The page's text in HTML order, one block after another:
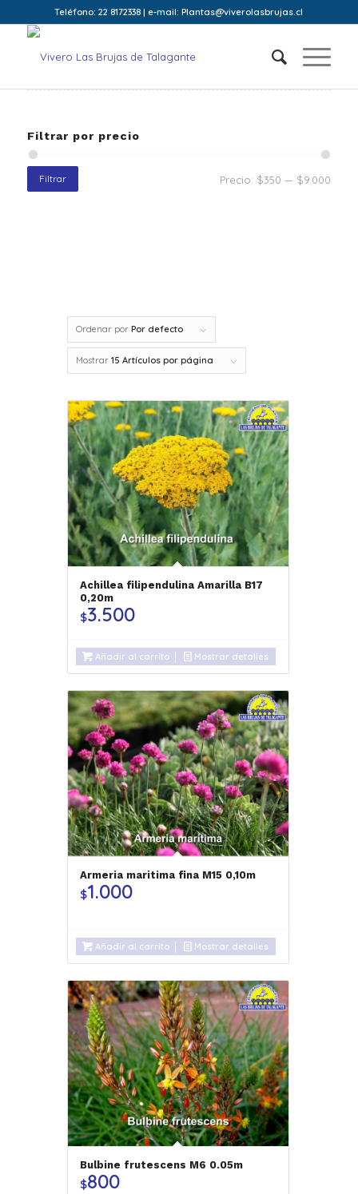
Teléfono: 22 8172338 | e-mail: Plantas@viverolasbrujas.cl
Ordenar por Por defecto
Mostrar 15 Artículos por página
Achillea filipendulina Amarilla B17
0,20m
$3.500
Añadir al carrito Mostrar detalles
Armeria maritima fina M15 0,10m
$1.000
Añadir al carrito Mostrar detalles
Bulbine frutescens M6 0.05m
$800
Filtrar por precio
Filtrar Precio: $350 — $9.000